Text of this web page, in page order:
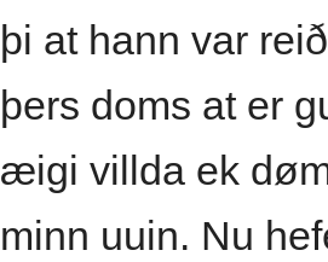
þi at hann var
þers doms at er
æigi villda ek
minn uuin. Nu